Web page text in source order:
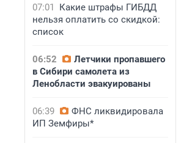
07:01
Какие штрафы ГИБДД
нельзя оплатить со скидкой:
список
06:52
Летчики пропавшего
в Сибири самолета из
Ленобласти эвакуированы
06:39
ФНС ликвидировала
ИП Земфиры*